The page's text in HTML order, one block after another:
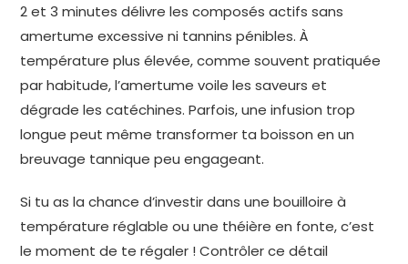
2 et 3 minutes délivre les composés actifs sans
amertume excessive ni tannins pénibles. À
température plus élevée, comme souvent pratiquée
par habitude, l’amertume voile les saveurs et
dégrade les catéchines. Parfois, une infusion trop
longue peut même transformer ta boisson en un
breuvage tannique peu engageant.
Si tu as la chance d’investir dans une bouilloire à
température réglable ou une théière en fonte, c’est
le moment de te régaler ! Contrôler ce détail